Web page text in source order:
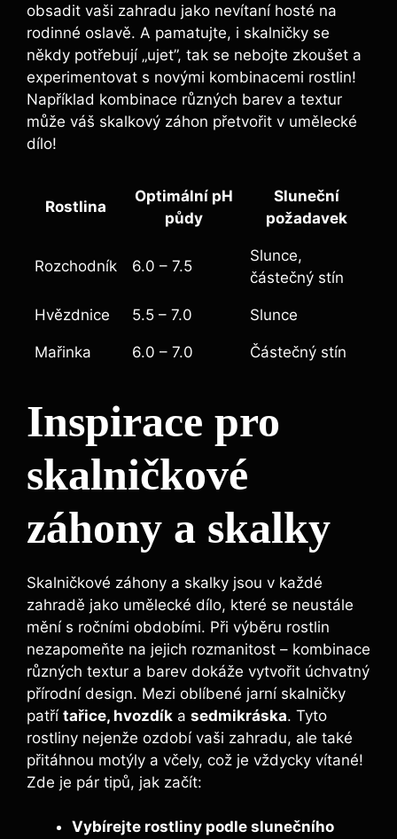
obsadit vaši zahradu jako nevítaní hosté na
rodinné oslavě. A pamatujte, i skalničky se
někdy potřebují „ujet”, tak se nebojte zkoušet a
experimentovat s novými kombinacemi rostlin!
Například kombinace různých barev a textur
může váš skalkový záhon přetvořit v umělecké
dílo!
Rostlina
Optimální pH
půdy
Sluneční
požadavek
Rozchodník 6.0 – 7.5
Slunce,
částečný stín
Hvězdnice 5.5 – 7.0 Slunce
Mařinka 6.0 – 7.0 Částečný stín
Inspirace pro
skalničkové
záhony a skalky
Skalničkové záhony a skalky jsou v každé
zahradě jako umělecké dílo, které se neustále
mění s ročními obdobími. Při výběru rostlin
nezapomeňte na jejich rozmanitost – kombinace
různých textur a barev dokáže vytvořit úchvatný
přírodní design. Mezi oblíbené jarní skalničky
patří tařice, hvozdík a sedmikráska. Tyto
rostliny nejenže ozdobí vaši zahradu, ale také
přitáhnou motýly a včely, což je vždycky vítané!
Zde je pár tipů, jak začít:
Vybírejte rostliny podle slunečního